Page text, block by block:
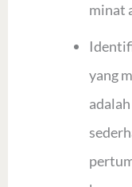
minat
yang